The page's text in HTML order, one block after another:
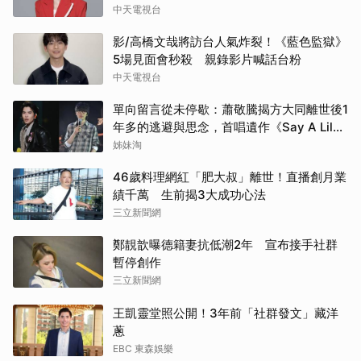
中天電視台
影/高橋文哉將訪台人氣炸裂！《藍色監獄》
5場見面會秒殺 親錄影片喊話台粉
中天電視台
單向留言從未停歇：蕭敬騰揭方大同離世後1
年多的逃避與思念，首唱遺作《Say A Lil
Something》
姊妹淘
46歲料理網紅「肥大叔」離世！直播創月業
績千萬 生前揭3大成功心法
三立新聞網
鄭靚歆曝德籍妻抗低潮2年 宣布接手社群
暫停創作
三立新聞網
王凱靈堂照公開！3年前「社群發文」藏洋
蔥
EBC 東森娛樂